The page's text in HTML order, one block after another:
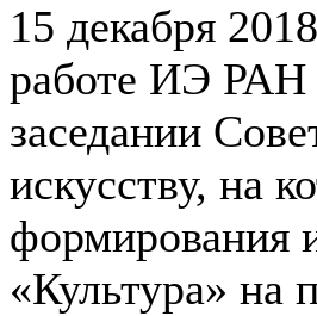
15 декабря
работе ИЭ
заседании
искусству, на
формирования
«Культура» на